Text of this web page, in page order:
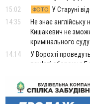
15:02
ФОТО
У Старуні
14:35
Не знає
Кишакевич не
кримінального суду
14:14
У Ворохті
пам'яті оборонця
На
блукав у лісі
13:14
Боднар розповів